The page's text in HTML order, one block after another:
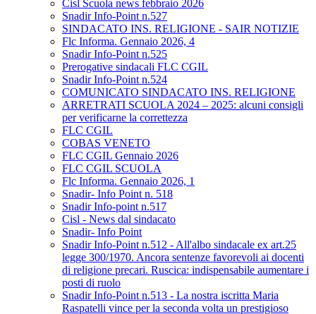
Cisl Scuola news febbraio 2026
Snadir Info-Point n.527
SINDACATO INS. RELIGIONE - SAIR NOTIZIE
Flc Informa. Gennaio 2026, 4
Snadir Info-Point n.525
Prerogative sindacali FLC CGIL
Snadir Info-Point n.524
COMUNICATO SINDACATO INS. RELIGIONE
ARRETRATI SCUOLA 2024 – 2025: alcuni consigli
per verificarne la correttezza
FLC CGIL
COBAS VENETO
FLC CGIL Gennaio 2026
FLC CGIL SCUOLA
Flc Informa. Gennaio 2026, 1
Snadir- Info Point n. 518
Snadir Info-point n.517
Cisl - News dal sindacato
Snadir- Info Point
Snadir Info-Point n.512 - All'albo sindacale ex art.25
legge 300/1970. Ancora sentenze favorevoli ai docenti
di religione precari. Ruscica: indispensabile aumentare i
posti di ruolo
Snadir Info-Point n.513 - La nostra iscritta Maria
Raspatelli vince per la seconda volta un prestigioso